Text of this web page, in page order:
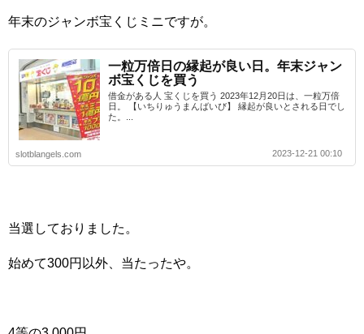
年末のジャンボ宝くじミニですが。
一粒万倍日の縁起が良い日。年末ジャン
ボ宝くじを買う
借金がある人 宝くじを買う 2023年12月20日は、一粒万倍
日。 【いちりゅうまんばいび】 縁起が良いとされる日でし
た。...
slotblangels.com 2023-12-21 00:10
当選しておりました。
始めて300円以外、当たったや。